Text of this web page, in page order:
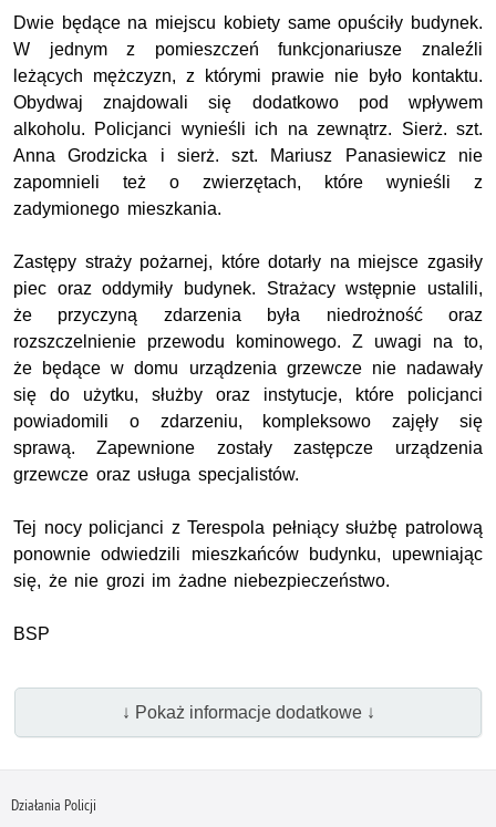
Dwie będące na miejscu kobiety same opuściły budynek.
W jednym z pomieszczeń funkcjonariusze znaleźli
leżących mężczyzn, z którymi prawie nie było kontaktu.
Obydwaj znajdowali się dodatkowo pod wpływem
alkoholu. Policjanci wynieśli ich na zewnątrz. Sierż. szt.
Anna Grodzicka i sierż. szt. Mariusz Panasiewicz nie
zapomnieli też o zwierzętach, które wynieśli z
zadymionego mieszkania.
Zastępy straży pożarnej, które dotarły na miejsce zgasiły
piec oraz oddymiły budynek. Strażacy wstępnie ustalili,
że przyczyną zdarzenia była niedrożność oraz
rozszczelnienie przewodu kominowego. Z uwagi na to,
że będące w domu urządzenia grzewcze nie nadawały
się do użytku, służby oraz instytucje, które policjanci
powiadomili o zdarzeniu, kompleksowo zajęły się
sprawą. Zapewnione zostały zastępcze urządzenia
grzewcze oraz usługa specjalistów.
Tej nocy policjanci z Terespola pełniący służbę patrolową
ponownie odwiedzili mieszkańców budynku, upewniając
się, że nie grozi im żadne niebezpieczeństwo.
BSP
↓ Pokaż informacje dodatkowe ↓
Działania Policji